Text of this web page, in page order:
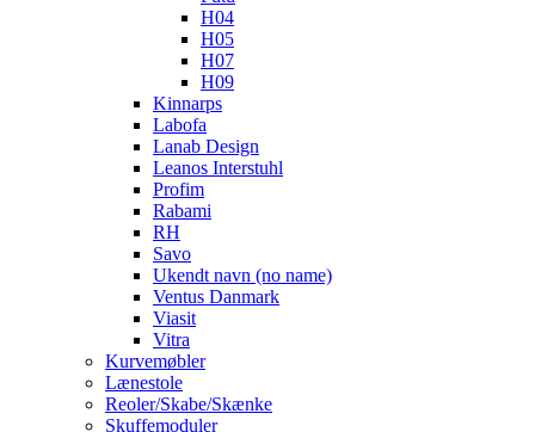
H04
H05
H07
H09
Kinnarps
Labofa
Lanab Design
Leanos Interstuhl
Profim
Rabami
RH
Savo
Ukendt navn (no name)
Ventus Danmark
Viasit
Vitra
Kurvemøbler
Lænestole
Reoler/Skabe/Skænke
Skuffemoduler